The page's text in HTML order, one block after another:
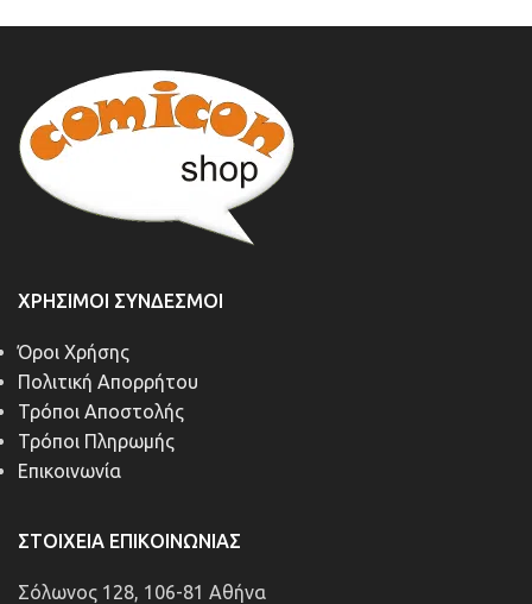
ΧΡΉΣΙΜΟΙ ΣΎΝΔΕΣΜΟΙ
Όροι Χρήσης
Πολιτική Απορρήτου
Τρόποι Αποστολής
Τρόποι Πληρωμής
Επικοινωνία
ΣΤΟΙΧΕΊΑ ΕΠΙΚΟΙΝΩΝΊΑΣ
Σόλωνος 128, 106-81 Αθήνα